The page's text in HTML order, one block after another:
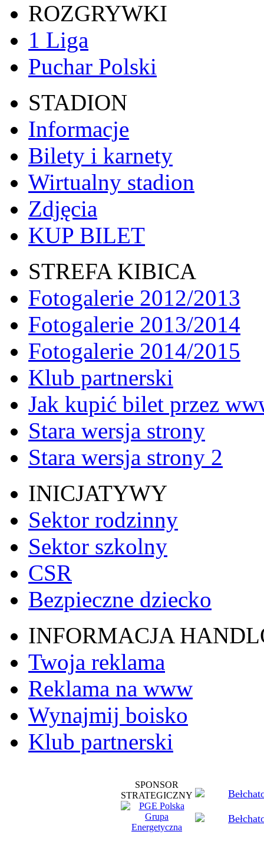
ROZGRYWKI
1 Liga
Puchar Polski
STADION
Informacje
Bilety i karnety
Wirtualny stadion
Zdjęcia
KUP BILET
STREFA KIBICA
Fotogalerie 2012/2013
Fotogalerie 2013/2014
Fotogalerie 2014/2015
Klub partnerski
Jak kupić bilet przez
Stara wersja strony
Stara wersja strony 2
INICJATYWY
Sektor rodzinny
Sektor szkolny
CSR
Bezpieczne dziecko
INFORMACJA
Twoja reklama
Reklama na www
Wynajmij boisko
Klub partnerski
SPONSOR
STRATEGICZNY